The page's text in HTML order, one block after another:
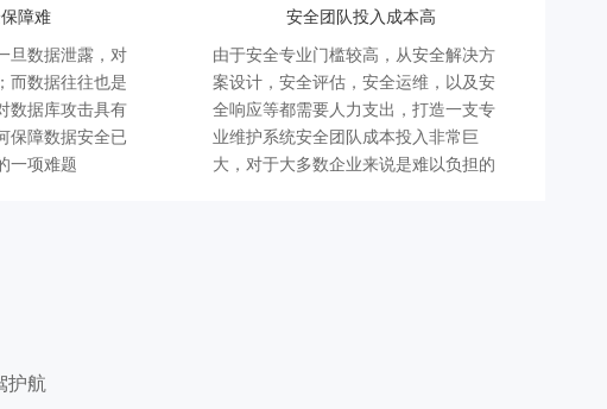
障难
旦数据泄露，对
而数据往往也是
数据库攻击具有
保障数据安全已
一项难题
安全团队投入成本高
由于安全专业门槛较高，从安全解决方
案设计，安全评估，安全运维，以及安
全响应等都需要人力支出，打造一支专
业维护系统安全团队成本投入非常巨
大，对于大多数企业来说是难以负担的
护航